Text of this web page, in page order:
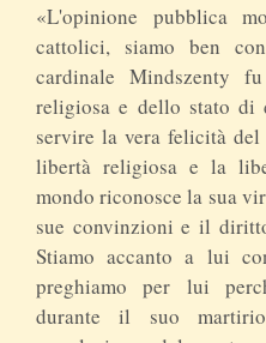
«L'opinione pubblica
cattolici, siamo ben
cardinale Mindszenty
religiosa e dello stato di
servire la vera felicità
libertà religiosa e la
mondo riconosce la sua
sue convinzioni e il
Stiamo accanto a lui
preghiamo per lui
durante il suo